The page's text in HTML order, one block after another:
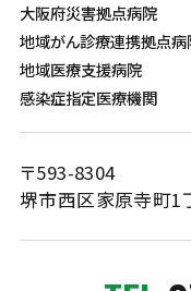
大阪府災害拠点病院
地域がん診療連携拠点病
地域医療支援病院
感染症指定医療機関
〒593-8304
堺市西区家原寺町1